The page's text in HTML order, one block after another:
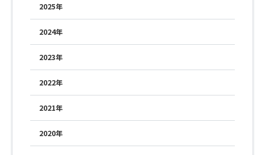
2025年
2024年
2023年
2022年
2021年
2020年